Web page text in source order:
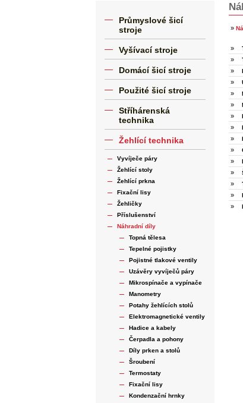
Průmyslové šicí
stroje
Vyšívací stroje
Domácí šicí stroje
Použité šicí stroje
Stříhárenská
technika
Žehlící technika
Vyvíječe páry
Žehlící stoly
Žehlící prkna
Fixační lisy
Žehličky
Příslušenství
Náhradní díly
Topná tělesa
Tepelné pojistky
Pojistné tlakové ventily
Uzávěry vyvíječů páry
Mikrospínače a vypínače
Manometry
Potahy žehlících stolů
Elektromagnetické ventily
Hadice a kabely
Čerpadla a pohony
Díly prken a stolů
Šroubení
Termostaty
Fixační lisy
Kondenzační hrnky
»
»
»
»
»
»
»
»
»
»
»
»
»
»
»
»